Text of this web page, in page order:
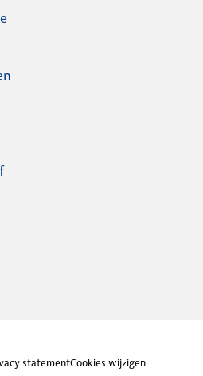
statementCookies wijzigen